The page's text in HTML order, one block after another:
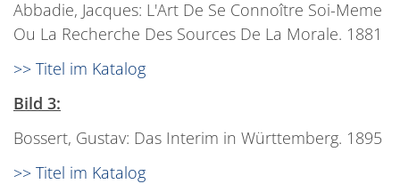
Abbadie, Jacques: L'Art De Se Connoître Soi-Meme
Ou La Recherche Des Sources De La Morale. 1881
>> Titel im Katalog
Bild 3:
Bossert, Gustav: Das Interim in Württemberg. 1895
>> Titel im Katalog